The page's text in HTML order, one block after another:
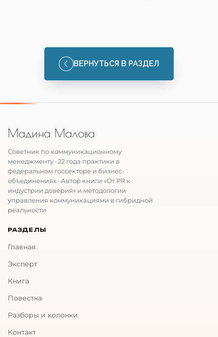
ВЕРНУТЬСЯ В РАЗДЕЛ
Мадина Малова
Советник по коммуникационному
менеджменту · 22 года практики в
федеральном госсекторе и бизнес-
объединениях · Автор книги «От PR к
индустрии доверия» и методологии
управления коммуникациями в гибридной
реальности
РАЗДЕЛЫ
Главная
Эксперт
Книга
Повестка
Разборы и колонки
Контакт